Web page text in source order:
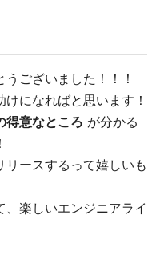
ございました！！！
になればと思います！
得意なところ が分かる
リースするって嬉しいも
楽しいエンジニアライ